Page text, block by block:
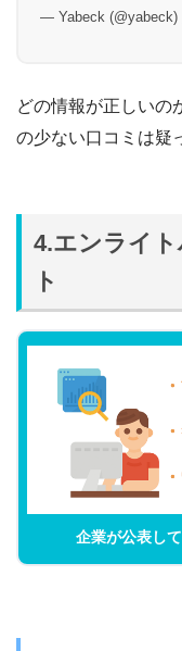
— Yabeck (@yabeck)
どの情報が正しいの
の少ない口コミは疑
4.エンライ
ト
企業が公表し